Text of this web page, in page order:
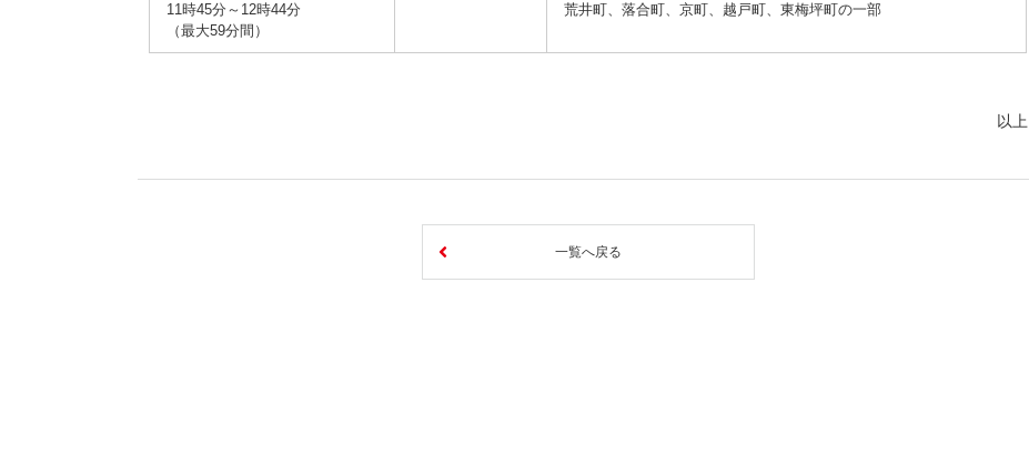
11時45分～12時44分
（最大59分間）
荒井町、落合町、京町、越戸町、東梅坪町の一部
以上
一覧へ戻る